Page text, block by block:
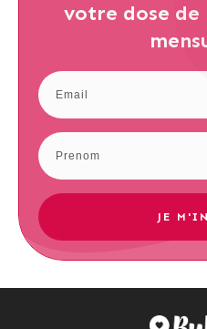
votre dose de
JE